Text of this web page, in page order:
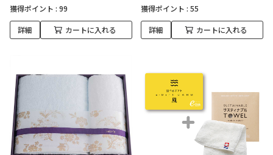
獲得ポイント : 99
詳細 カートに入れる
獲得ポイント : 55
詳細 カートに入れる